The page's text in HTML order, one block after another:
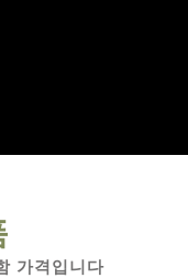
가격입니다